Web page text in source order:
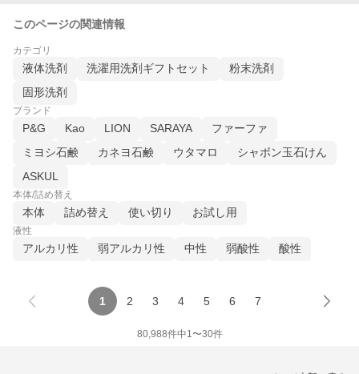
このページの関連情報
カテゴリ
液体洗剤 洗濯用洗剤ギフトセット
粉末洗剤
固形洗剤
ブランド
P&G Kao LION SARAYA
ファーファ
ミヨシ石鹸
カネヨ石鹸 ウタマロ
シャボン玉石けん
ASKUL
本体/詰め替え
本体 詰め替え 使い切り お試し用
液性
アルカリ性 弱アルカリ性 中性 弱酸性 酸性
1 2 3 4 5 6 7
80,988件中1〜30件